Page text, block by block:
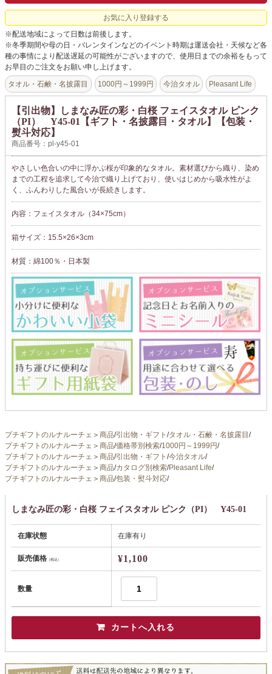
お気に入り登録する
※配送地域によって日数は前後します。
※冬季期間や母の日・バレンタインなどのイベント時期は運送会社・天候など各
種の事情により配送遅延の可能性がございますので、使用日までの余裕をもって
お早目のご注文をお願い申し上げます。
タオル・石鹸・名披露目 1000円～1999円 今治タオル Pleasant Life
【引出物】しまなみ匠の彩・白桜 フェイスタオル ピンク
（PI） Y45-01【ギフト・名披露目・タオル】【包装・
熨斗対応】
商品番号：pl-y45-01
やさしい色合いの中に浮かぶ桜が印象的なタオル。素材選びから織り、染め
までの工程を追求して今治で織り上げており、使いはじめから吸水性がよ
く、ふんわりした風合いが長続きします。
内容：フェイスタオル（34×75cm）
箱サイズ：15.5×26×3cm
材質：綿100％・日本製
プチギフトのルナルーチェ ＞ 商品/引出物・ギフト /タオル・石鹸・名披露目/
プチギフトのルナルーチェ ＞ 商品/価格帯別検索/1000円～1999円/
プチギフトのルナルーチェ ＞ 商品/引出物・ギフト /今治タオル/
プチギフトのルナルーチェ ＞ 商品/カタログ別検索/Pleasant Life/
プチギフトのルナルーチェ ＞ 商品/包装・熨斗対応/
しまなみ匠の彩・白桜 フェイスタオル ピンク（PI） Y45-01
在庫状態 在庫有り
販売価格（税込） ¥1,100
数量